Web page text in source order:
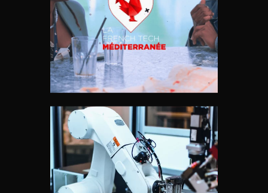
VIDÉO ÉVÉNEMENTIELLE :
ÉDITION 2024 DE HELLO LA TECH
BY LA FRENCH TECH MED
Vidéos